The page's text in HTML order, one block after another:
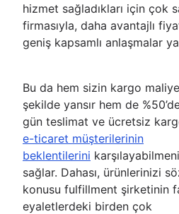
hizmet sağladıkları için çok
firmasıyla, daha avantajlı
geniş kapsamlı anlaşmalar
Bu da hem sizin kargo
şekilde yansır hem de
gün teslimat ve ücretsiz
e-ticaret müşterilerinin
beklentilerini
sağlar. Dahası, ürünlerinizi
konusu fulfillment şirketinin
eyaletlerdeki birden çok